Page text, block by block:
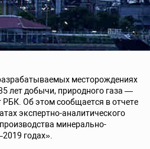
месторождениях
лет добычи, природного газа —
РБК . Об этом сообщается в отчете
экспертно-аналитического
минерально-
годах».